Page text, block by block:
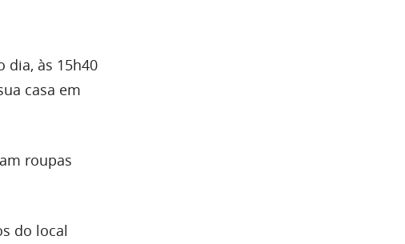
dia, às 15h40
casa em
roupas
do local